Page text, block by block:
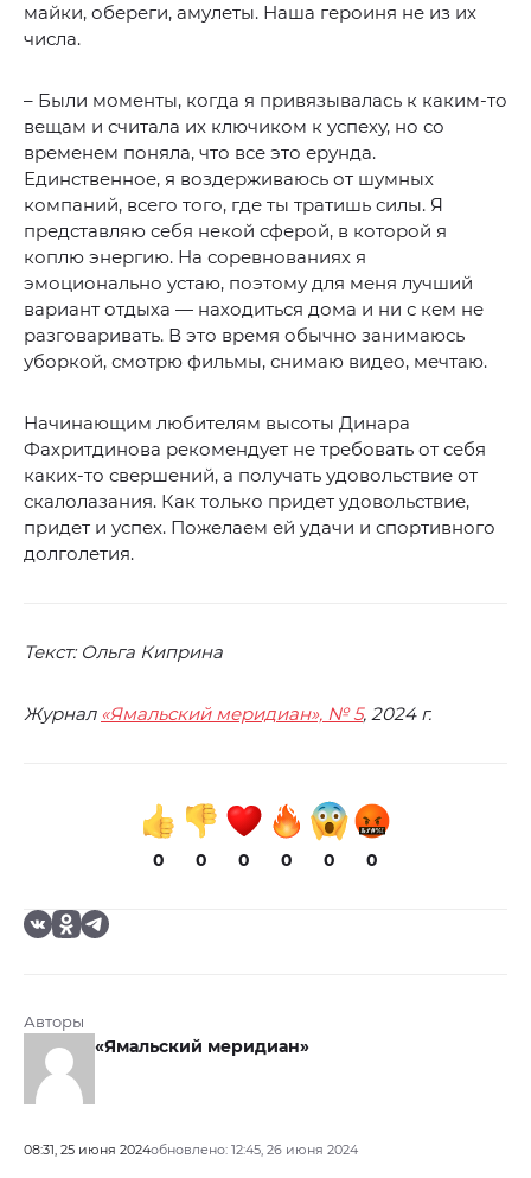
майки, обереги, амулеты. Наша героиня не из их
числа.
– Были моменты, когда я привязывалась к каким-то
вещам и считала их ключиком к успеху, но со
временем поняла, что все это ерунда.
Единственное, я воздерживаюсь от шумных
компаний, всего того, где ты тратишь силы. Я
представляю себя некой сферой, в которой я
коплю энергию. На соревнованиях я
эмоционально устаю, поэтому для меня лучший
вариант отдыха — находиться дома и ни с кем не
разговаривать. В это время обычно занимаюсь
уборкой, смотрю фильмы, снимаю видео, мечтаю.
Начинающим любителям высоты Динара
Фахритдинова рекомендует не требовать от себя
каких-то свершений, а получать удовольствие от
скалолазания. Как только придет удовольствие,
придет и успех. Пожелаем ей удачи и спортивного
долголетия.
Текст: Ольга Киприна
Журнал «Ямальский меридиан», № 5, 2024 г.
0 0 0 0 0 0
Авторы
«Ямальский меридиан»
08:31, 25 июня 2024обновлено: 12:45, 26 июня 2024